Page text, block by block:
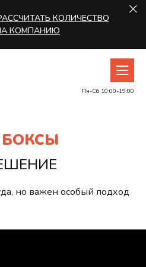
КОЛИЧЕСТВО
КОМПАНИЮ
Пн-Сб 10:00-19:00
БОКСЫ
но важен особый подход